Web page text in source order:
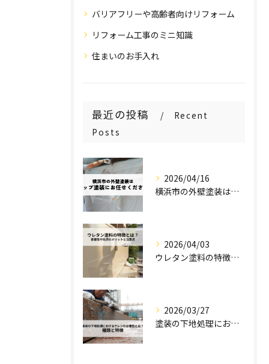
バリアフリーや高齢者向けリフォーム
リフォーム工事のミニ知識
住まいのお手入れ
最近の投稿
Recent
Posts
2026/04/16
横浜市の外壁塗装はステップ塗装にお任せください！
2026/04/03
ウレタン塗料の特徴とは？密着性や光沢のメリットと注意点を解説！
2026/03/27
塗装の下地処理におけるケレンの必要性とは？種類と特徴を解説！